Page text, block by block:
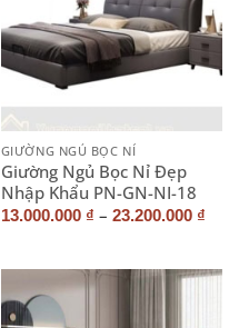
GIƯỜNG NGỦ BỌC NỈ
Giường Ngủ Bọc Nỉ Đẹp
Nhập Khẩu PN-GN-NI-18
13.000.000 ₫ – 23.200.000 ₫